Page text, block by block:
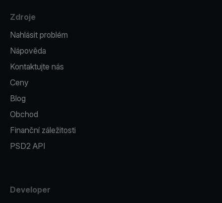
Zdroje
Nahlásit problém
Nápověda
Kontaktujte nás
Ceny
Blog
Obchod
Finanční záležitosti
PSD2 API
Developer